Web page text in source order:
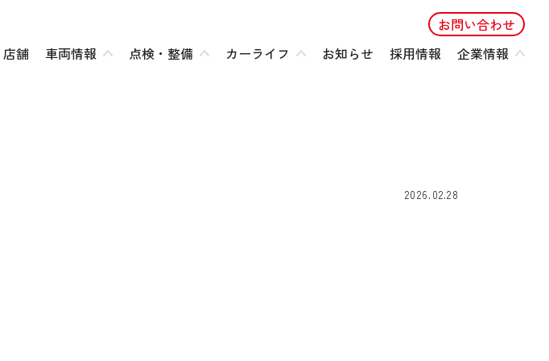
お問い合わせ
店舗 車両情報 点検・整備 カーライフ お知らせ 採用情報 企業情報
2026.02.28